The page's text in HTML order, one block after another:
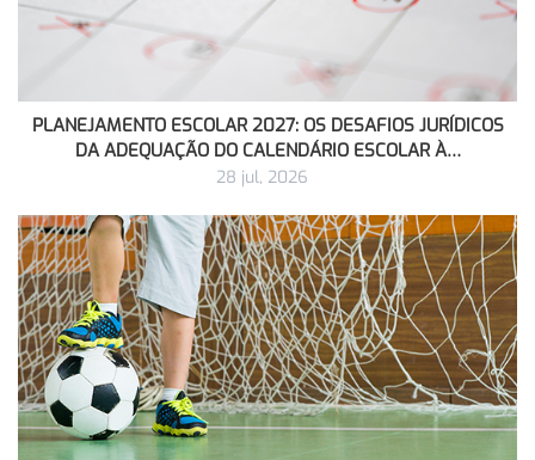
PLANEJAMENTO ESCOLAR 2027: OS DESAFIOS JURÍDICOS
DA ADEQUAÇÃO DO CALENDÁRIO ESCOLAR À…
28 jul, 2026